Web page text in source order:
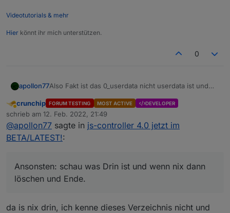
Videotutorials & mehr
Hier könnt ihr mich unterstützen.
0
apollon77Also Fakt ist das 0_userdata nicht userdata ist und
tun. Ich tippe ja das du vllt früher mal manuell
Dateien in einem solchen Verzeichnis hattest (kann
das vllt sein?). Ansonsten: schau was Drin ist und
wenn nix dann löschen und Ende.
Abwesend
crunchip FORUM TESTING MOST ACTIVE DEVELOPER
schrieb am 12. Feb. 2022, 21:49
zuletzt editiert von
@apollon77 sagte in js-controller 4.0 jetzt im
BETA/LATEST!:
Ansonsten: schau was Drin ist und wenn nix dann
löschen und Ende.
da is nix drin, ich kenne dieses Verzeichnis nicht und